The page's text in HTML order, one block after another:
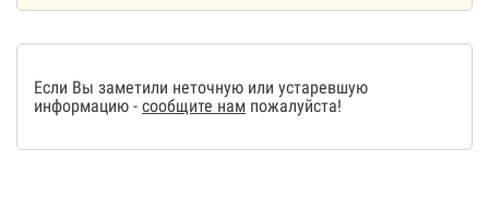
Если Вы заметили неточную или устаревшую
информацию - сообщите нам пожалуйста!